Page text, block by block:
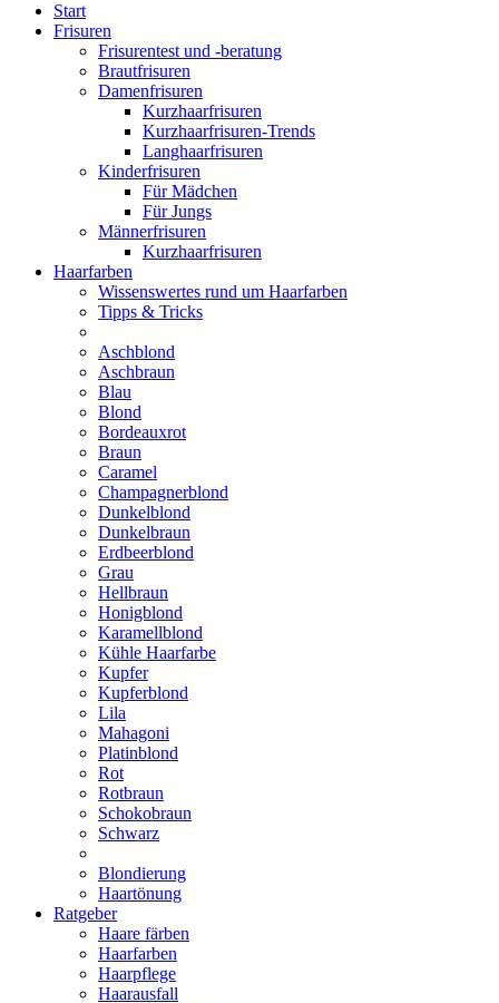
Start
Frisuren
Frisurentest und -beratung
Brautfrisuren
Damenfrisuren
Kurzhaarfrisuren
Kurzhaarfrisuren-Trends
Langhaarfrisuren
Kinderfrisuren
Für Mädchen
Für Jungs
Männerfrisuren
Kurzhaarfrisuren
Haarfarben
Wissenswertes rund um Haarfarben
Tipps & Tricks
Aschblond
Aschbraun
Blau
Blond
Bordeauxrot
Braun
Caramel
Champagnerblond
Dunkelblond
Dunkelbraun
Erdbeerblond
Grau
Hellbraun
Honigblond
Karamellblond
Kühle Haarfarbe
Kupfer
Kupferblond
Lila
Mahagoni
Platinblond
Rot
Rotbraun
Schokobraun
Schwarz
Blondierung
Haartönung
Ratgeber
Haare färben
Haarfarben
Haarpflege
Haarausfall